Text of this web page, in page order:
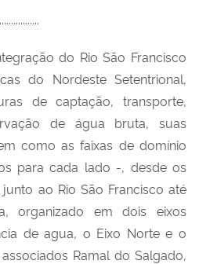
do Rio São Francisco
do Nordeste Setentrional,
de captação, transporte,
de água bruta, suas
como as faixas de domínio
para cada lado -, desde os
ao Rio São Francisco até
organizado em dois eixos
de agua, o Eixo Norte e o
Ramal do Salgado,